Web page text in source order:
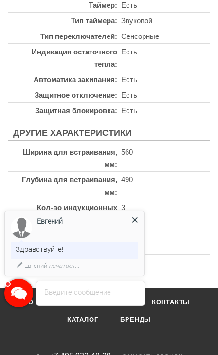
Таймер
Есть
Тип таймера
Звуковой
Тип переключателей
Сенсорные
Индикация остаточного
тепла
Есть
Автоматика закипания
Есть
Защитное отключение
Есть
Защитная блокировка
Есть
ДРУГИЕ ХАРАКТЕРИСТИКИ
Ширина для встраивания,
мм
560
Глубина для встраивания,
мм
490
Кол-во индукционных 3
О КОМПАНИИ КОНТАКТЫ
КАТАЛОГ БРЕНДЫ
Введите сообщение
Евгений
Здравствуйте!
Евгенийпечатает...